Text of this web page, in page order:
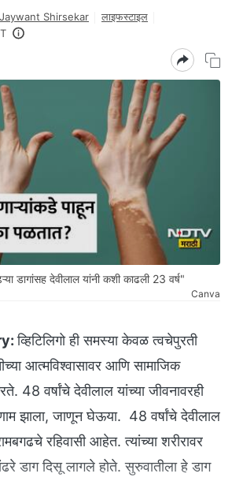
Shirsekar
लाइफस्टाइल
डागांसह देवीलाल यांनी कशी काढली 23 वर्ष"
Canva
व्हिटिलिगो ही समस्या केवळ त्वचेपुरती
आत्मविश्वासावर आणि सामाजिक
48 वर्षांचे देवीलाल यांच्या जीवनावरही
झाला, जाणून घेऊया. 48 वर्षांचे देवीलाल
रहिवासी आहेत. त्यांच्या शरीरावर
डाग दिसू लागले होते. सुरुवातीला हे डाग